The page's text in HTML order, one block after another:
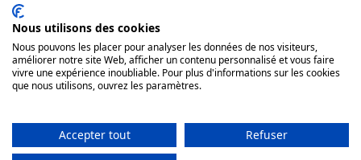
Nous utilisons des cookies
Nous pouvons les placer pour analyser les données de nos visiteurs,
améliorer notre site Web, afficher un contenu personnalisé et vous faire
vivre une expérience inoubliable. Pour plus d'informations sur les cookies
que nous utilisons, ouvrez les paramètres.
Accepter tout
Refuser